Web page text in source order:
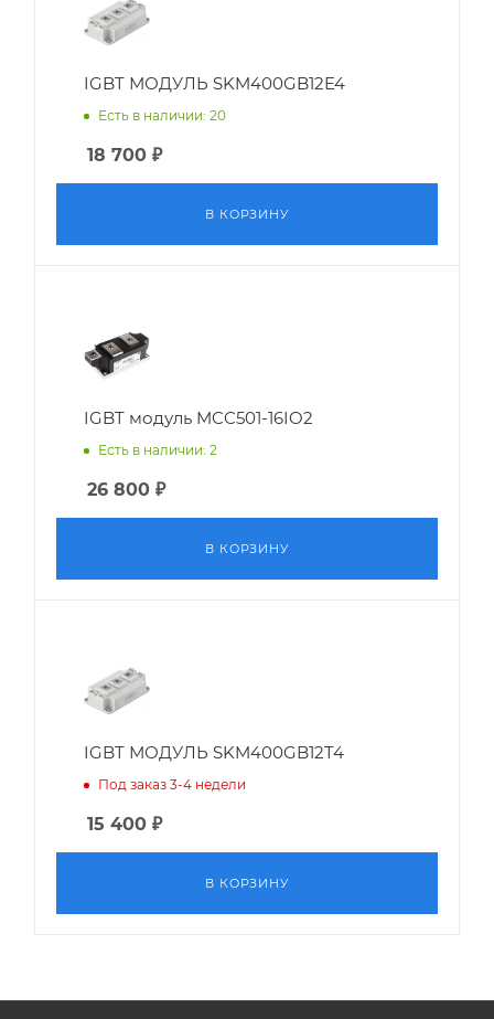
IGBT МОДУЛЬ SKM400GB12E4
Есть в наличии: 20
18 700 ₽
В КОРЗИНУ
IGBT модуль MCC501-16IO2
Есть в наличии: 2
26 800 ₽
В КОРЗИНУ
IGBT МОДУЛЬ SKM400GB12T4
Под заказ 3-4 недели
15 400 ₽
В КОРЗИНУ